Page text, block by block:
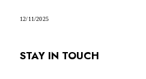
12/11/2025
STAY IN TOUCH